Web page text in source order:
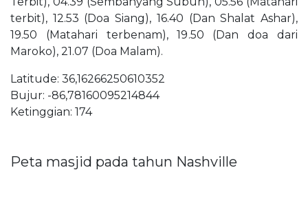
terbit), 12.53 (Doa Siang), 16.40 (Dan Shalat Ashar),
19.50 (Matahari terbenam), 19.50 (Dan doa dari
Maroko), 21.07 (Doa Malam).
Latitude: 36,16266250610352
Bujur: -86,78160095214844
Ketinggian: 174
Peta masjid pada tahun Nashville